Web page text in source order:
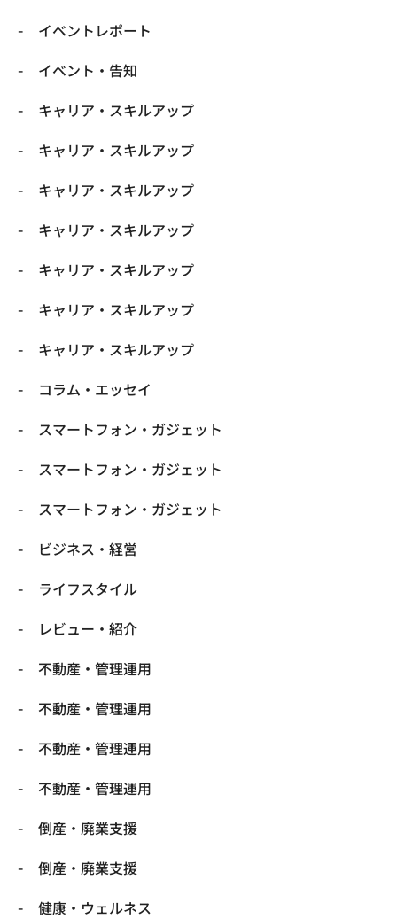
イベントレポート
イベント・告知
キャリア・スキルアップ
キャリア・スキルアップ
キャリア・スキルアップ
キャリア・スキルアップ
キャリア・スキルアップ
キャリア・スキルアップ
キャリア・スキルアップ
コラム・エッセイ
スマートフォン・ガジェット
スマートフォン・ガジェット
スマートフォン・ガジェット
ビジネス・経営
ライフスタイル
レビュー・紹介
不動産・管理運用
不動産・管理運用
不動産・管理運用
不動産・管理運用
倒産・廃業支援
倒産・廃業支援
健康・ウェルネス